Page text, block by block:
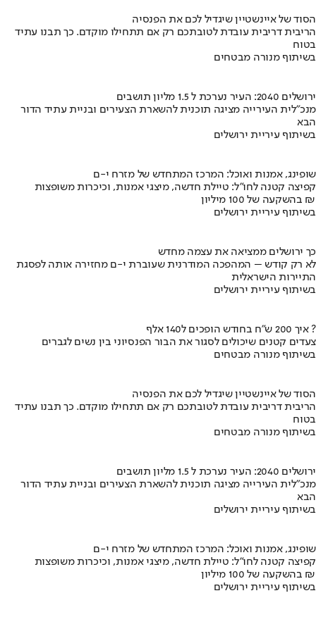
הסוד של איינשטיין שיגדיל לכם את הפנסיה
הריבית דריבית עובדת לטובתכם רק אם תתחילו מוקדם. כך תבנו עתיד
בטוח
בשיתוף מנורה מבטחים
ירושלים 2040: העיר נערכת ל 1.5 מליון תושבים
מנכ"לית העירייה מציגה תוכנית להשארת הצעירים ובניית עתיד הדור
הבא
בשיתוף עיריית ירושלים
שופינג, אמנות ואוכל: המרכז המתחדש של מזרח י-ם
קפיצה קטנה לחו"ל: טיילת חדשה, מיצגי אמנות, וכיכרות משופצות
בהשקעה של 100 מיליון ₪
בשיתוף עיריית ירושלים
כך ירושלים ממציאה את עצמה מחדש
לא רק קודש – המהפכה המודרנית שעוברת י-ם מחזירה אותה לפסגת
התיירות הישראלית
בשיתוף עיריית ירושלים
איך 200 ש"ח בחודש הופכים ל140 אלף ?
צעדים קטנים שיכולים לסגור את הבור הפנסיוני בין נשים לגברים
בשיתוף מנורה מבטחים
הסוד של איינשטיין שיגדיל לכם את הפנסיה
הריבית דריבית עובדת לטובתכם רק אם תתחילו מוקדם. כך תבנו עתיד
בטוח
בשיתוף מנורה מבטחים
ירושלים 2040: העיר נערכת ל 1.5 מליון תושבים
מנכ"לית העירייה מציגה תוכנית להשארת הצעירים ובניית עתיד הדור
הבא
בשיתוף עיריית ירושלים
שופינג, אמנות ואוכל: המרכז המתחדש של מזרח י-ם
קפיצה קטנה לחו"ל: טיילת חדשה, מיצגי אמנות, וכיכרות משופצות
בהשקעה של 100 מיליון ₪
בשיתוף עיריית ירושלים